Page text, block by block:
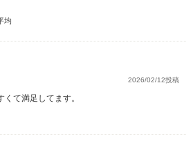
均
2026/02/12投稿
て満足してます。